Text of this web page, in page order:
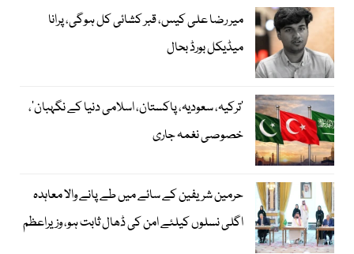
میر رضا علی کیس، قبر کشائی کل ہوگی، پرانا
میڈیکل بورڈ بحال
‘ترکیہ، سعودیہ، پاکستان، اسلامی دنیا کے نگہبان’،
خصوصی نغمہ جاری
حرمین شریفین کے سائے میں طے پانے والا معاہدہ
اگلی نسلوں کیلئے امن کی ڈھال ثابت ہو، وزیراعظم